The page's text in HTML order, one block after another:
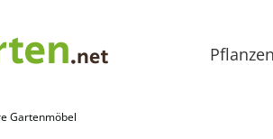
Gartenmöbel